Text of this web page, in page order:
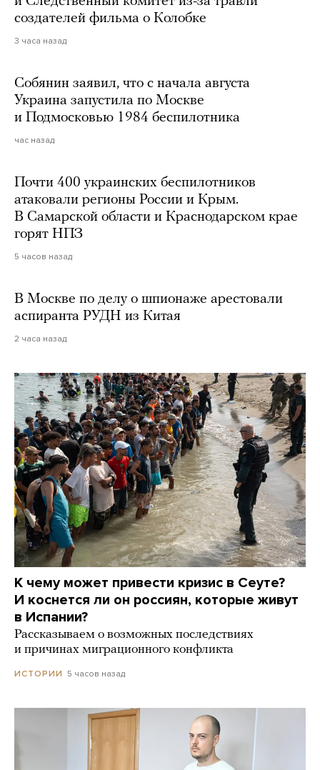
создателей фильма о Колобке
3 часа назад
Собянин заявил, что с начала августа
Украина запустила по Москве
и Подмосковью 1984 беспилотника
час назад
Почти 400 украинских беспилотников
атаковали регионы России и Крым.
В Самарской области и Краснодарском крае
горят НПЗ
5 часов назад
В Москве по делу о шпионаже арестовали
аспиранта РУДН из Китая
2 часа назад
К чему может привести кризис в Сеуте?
И коснется ли он россиян, которые живут
в Испании?
Рассказываем о возможных последствиях
и причинах миграционного конфликта
ИСТОРИИ 5 часов назад